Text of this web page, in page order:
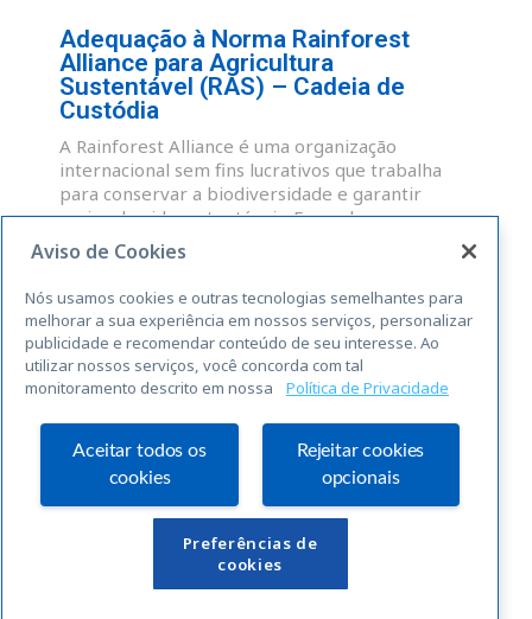
Adequação à Norma Rainforest
Alliance para Agricultura
Sustentável (RAS) – Cadeia de
Custódia
A Rainforest Alliance é uma organização
internacional sem fins lucrativos que trabalha
para conservar a biodiversidade e garantir
meios de vida sustentáveis. Fazendas,
administradores de grupos e OP que atendam às
normas abrangentes da RAS para a
sustentabilidade, são elegíveis para uma licença
para o uso do selo Rainforest Alliance
LEIA MAIS »
« Anterior Seguinte »
Links Úteis
Aviso de Cookies
Nós usamos cookies e outras tecnologias semelhantes para
melhorar a sua experiência em nossos serviços, personalizar
publicidade e recomendar conteúdo de seu interesse. Ao
utilizar nossos serviços, você concorda com tal
monitoramento descrito em nossa
Política de Privacidade
Aceitar todos os
cookies
Rejeitar cookies
opcionais
Preferências de
cookies